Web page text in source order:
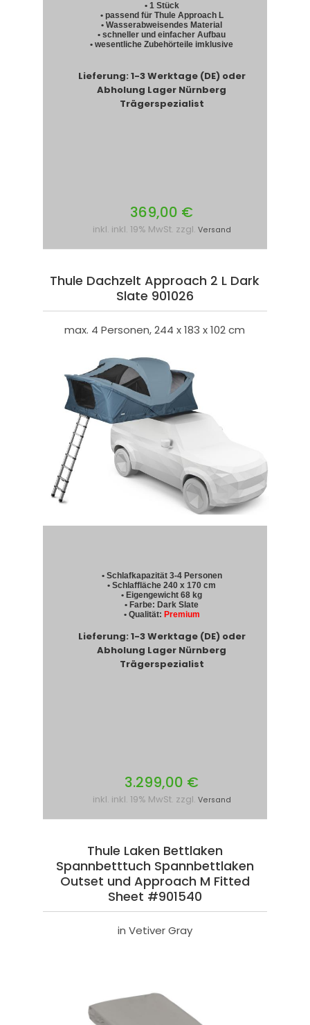
• 1 Stück
• passend für Thule Approach L
• Wasserabweisendes Material
• schneller und einfacher Aufbau
• wesentliche Zubehörteile imklusive
Lieferung: 1-3 Werktage (DE) oder
Abholung Lager Nürnberg
Trägerspezialist
369,00 €
inkl. inkl. 19% MwSt. zzgl. Versand
Thule Dachzelt Approach 2 L Dark
Slate 901026
max. 4 Personen, 244 x 183 x 102 cm
• Schlafkapazität 3-4 Personen
• Schlaffläche 240 x 170 cm
• Eigengewicht 68 kg
• Farbe: Dark Slate
• Qualität: Premium
Lieferung: 1-3 Werktage (DE) oder
Abholung Lager Nürnberg
Trägerspezialist
3.299,00 €
inkl. inkl. 19% MwSt. zzgl. Versand
Thule Laken Bettlaken
Spannbetttuch Spannbettlaken
Outset und Approach M Fitted
Sheet #901540
in Vetiver Gray